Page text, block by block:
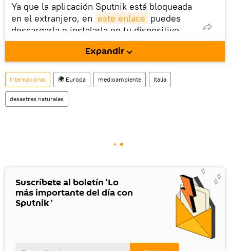
Ya que la aplicación Sputnik está bloqueada
en el extranjero, en este enlace puedes
descargarla e instalarla en tu dispositivo
móvil (¡solo para Android!).
También tenemos una cuenta en la red
social rusa VK .
Expandir
Internacional 🌍 Europa medioambiente Italia
desastres naturales
Suscríbete al boletín 'Lo
más importante del día con
Sputnik '